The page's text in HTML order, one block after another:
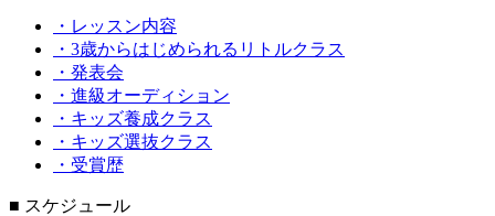
・レッスン内容
・3歳からはじめられるリトルクラス
・発表会
・進級オーディション
・キッズ養成クラス
・キッズ選抜クラス
・受賞歴
■ スケジュール